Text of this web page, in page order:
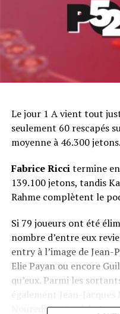
Le jour 1 A vient tout
seulement 60 rescapés
moyenne à 46.300 jetons.
Fabrice Riccitermine en
139.100 jetons, tandis
Rahme complètent le
Si 79 joueurs ont été
nombre d’entre eux
entry à l’image de
Elie Payan ou encore
qu’eux. Parmi les
Nouredine Aittaleb,